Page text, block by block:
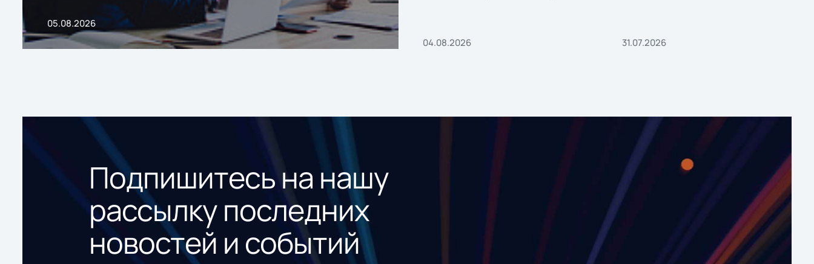
05.08.2026
04.08.2026 31.07.2026
Подпишитесь на нашу
рассылку последних
новостей и событий